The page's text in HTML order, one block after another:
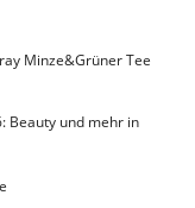
Minze&Grüner Tee
Beauty und mehr in